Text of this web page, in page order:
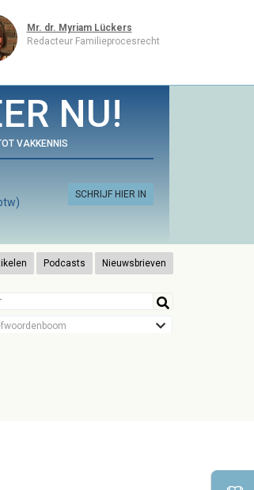
Mr. dr. Myriam Lückers
Redacteur Familieprocesrecht
NU!
VAKKENNIS
SCHRIJF HIER IN
Podcasts Nieuwsbrieven